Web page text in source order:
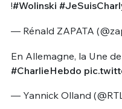
!#Wolinski
— Rénald ZAPATA
En Allemagne, la Une
#CharlieHebdo
— Yannick Olland